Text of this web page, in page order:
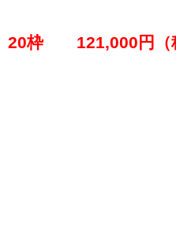
20枠 121,000円（